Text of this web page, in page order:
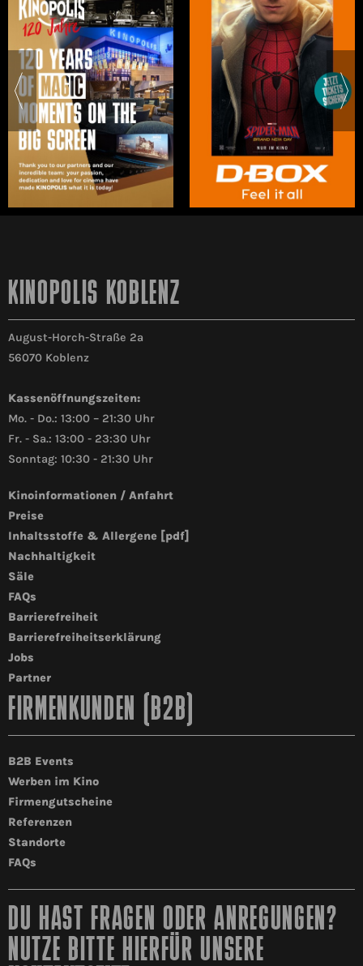
KINOPOLIS KOBLENZ
August-Horch-Straße 2a
56070 Koblenz
Kassenöffnungszeiten:
Mo. - Do.: 13:00 – 21:30 Uhr
Fr. - Sa.: 13:00 - 23:30 Uhr
Sonntag: 10:30 - 21:30 Uhr
Kinoinformationen / Anfahrt
Preise
Inhaltsstoffe & Allergene [pdf]
Nachhaltigkeit
Säle
FAQs
Barrierefreiheit
Barrierefreiheitserklärung
Jobs
Partner
FIRMENKUNDEN (B2B)
B2B Events
Werben im Kino
Firmengutscheine
Referenzen
Standorte
FAQs
DU HAST FRAGEN ODER ANREGUNGEN?
NUTZE BITTE HIERFÜR UNSERE